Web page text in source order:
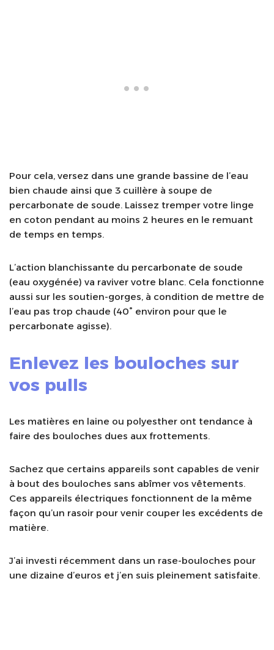
Pour cela, versez dans une grande bassine de l’eau
bien chaude ainsi que 3 cuillère à soupe de
percarbonate de soude. Laissez tremper votre linge
en coton pendant au moins 2 heures en le remuant
de temps en temps.
L’action blanchissante du percarbonate de soude
(eau oxygénée) va raviver votre blanc. Cela fonctionne
aussi sur les soutien-gorges, à condition de mettre de
l’eau pas trop chaude (40° environ pour que le
percarbonate agisse).
Enlevez les bouloches sur
vos pulls
Les matières en laine ou polyesther ont tendance à
faire des bouloches dues aux frottements.
Sachez que certains appareils sont capables de venir
à bout des bouloches sans abîmer vos vêtements.
Ces appareils électriques fonctionnent de la même
façon qu’un rasoir pour venir couper les excédents de
matière.
J’ai investi récemment dans un rase-bouloches pour
une dizaine d’euros et j’en suis pleinement satisfaite.